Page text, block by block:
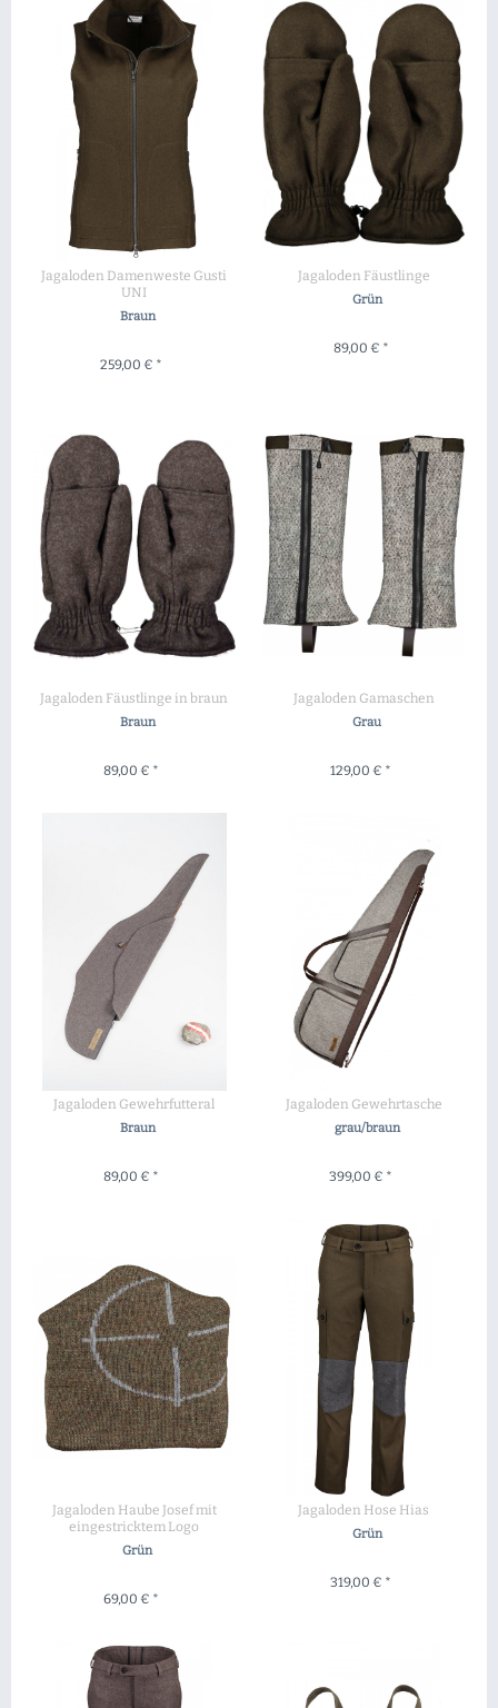
Jagaloden Damenweste Gusti
UNI
Braun
259,00 € *
Jagaloden Fäustlinge
Grün
89,00 € *
Jagaloden Fäustlinge in braun
Braun
89,00 € *
Jagaloden Gamaschen
Grau
129,00 € *
Jagaloden Gewehrfutteral
Braun
89,00 € *
Jagaloden Gewehrtasche
grau/braun
399,00 € *
Jagaloden Haube Josef mit
eingestricktem Logo
Grün
69,00 € *
Jagaloden Hose Hias
Grün
319,00 € *